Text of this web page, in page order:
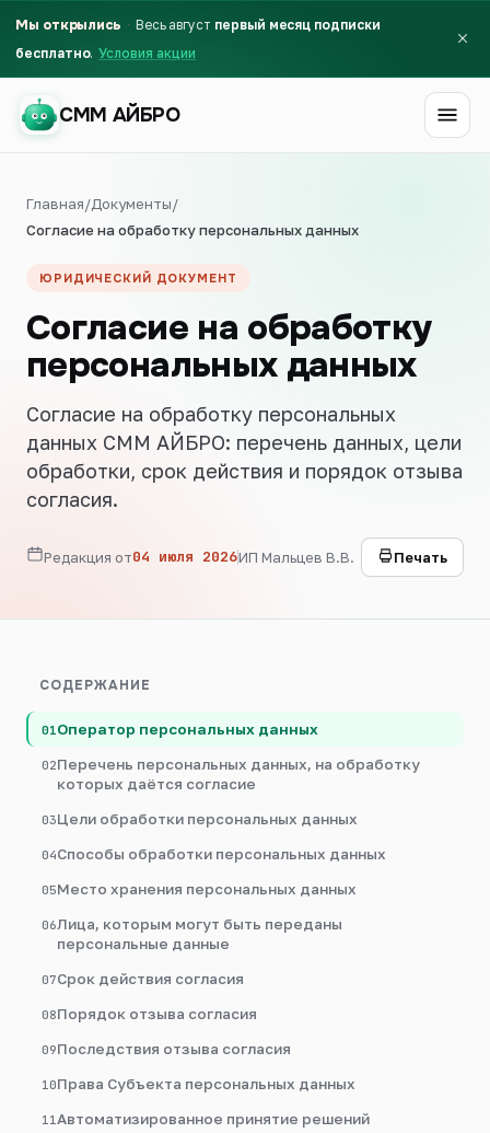
Мы открылись Весь август первый месяц подписки
бесплатно Условия акции
СММ АЙБРО
СММ АЙБРО
Первый месяц бесплатно
Главная/Документы/
Согласие на обработку персональных данных
ЮРИДИЧЕСКИЙ ДОКУМЕНТ
Согласие на обработку
персональных данных
Согласие на обработку персональных
данных СММ АЙБРО: перечень данных, цели
обработки, срок действия и порядок отзыва
согласия.
Редакция от04 июля 2026ИП Мальцев В.В. Печать
СОДЕРЖАНИЕ
01Оператор персональных данных
02Перечень персональных данных, на обработку
которых даётся согласие
03Цели обработки персональных данных
04Способы обработки персональных данных
05Место хранения персональных данных
06Лица, которым могут быть переданы
персональные данные
07Срок действия согласия
08Порядок отзыва согласия
09Последствия отзыва согласия
10Права Субъекта персональных данных
11Автоматизированное принятие решений